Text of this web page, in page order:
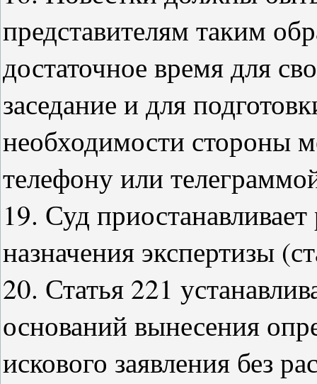
представителям таким
достаточное время для
заседание и для
необходимости стороны
телефону или
19. Суд
назначения экспертизы
20. Статья 221
оснований вынесения
искового заявления без